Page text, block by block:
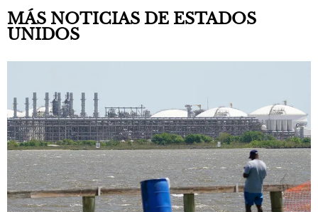
MÁS NOTICIAS DE ESTADOS
UNIDOS